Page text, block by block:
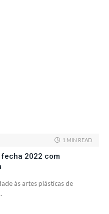
1 MIN READ
fecha 2022 com
às artes plásticas de